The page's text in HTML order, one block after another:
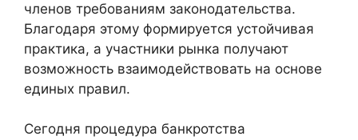
членов требованиям законодательства.
Благодаря этому формируется устойчивая
практика, а участники рынка получают
возможность взаимодействовать на основе
единых правил.
Сегодня процедура банкротства